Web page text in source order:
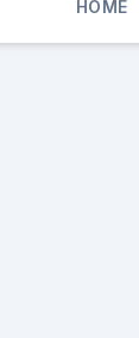
HOME